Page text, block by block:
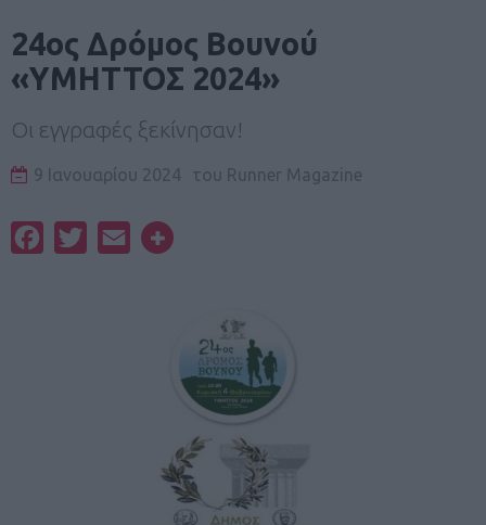
24ος Δρόμος Βουνού
«ΥΜΗΤΤΟΣ 2024»
Οι εγγραφές ξεκίνησαν!
9 Ιανουαρίου 2024 του Runner Magazine
FacebookTwitterEmail